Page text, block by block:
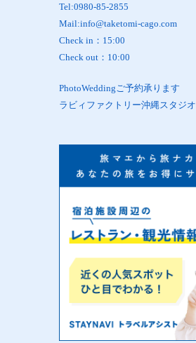
Tel:0980-85-2855
Mail:info@taketomi-cago.com
Check in：15:00
Check out：10:00
PhotoWeddingご予約承ります
ラビィファクトリー沖縄スタジオ